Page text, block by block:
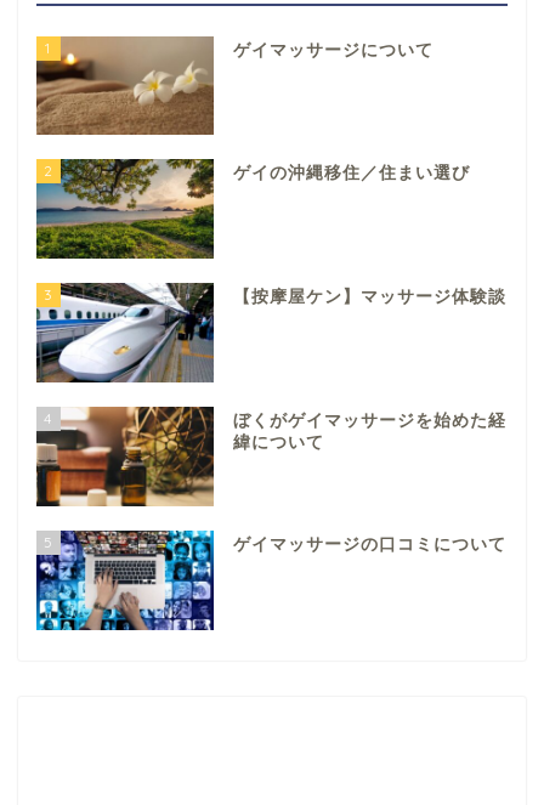
1 ゲイマッサージについて
2 ゲイの沖縄移住／住まい選び
3 【按摩屋ケン】マッサージ体験談
4
ぼくがゲイマッサージを始めた経
緯について
5 ゲイマッサージの口コミについて